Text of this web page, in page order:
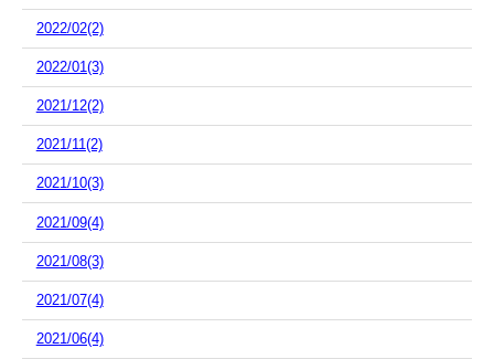
2022/02(2)
2022/01(3)
2021/12(2)
2021/11(2)
2021/10(3)
2021/09(4)
2021/08(3)
2021/07(4)
2021/06(4)